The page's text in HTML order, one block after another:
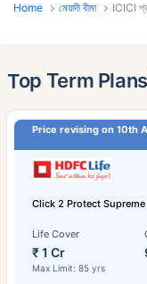
Home মেয়াদী বীমা ICICI
Top Term Plans
Price revising on 10th
Click 2 Protect
Life Cover
₹ 1 Cr
Max Limit: 85 yrs